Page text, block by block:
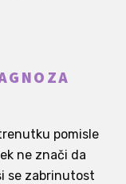
pomisle
ne znači da
se zabrinutost